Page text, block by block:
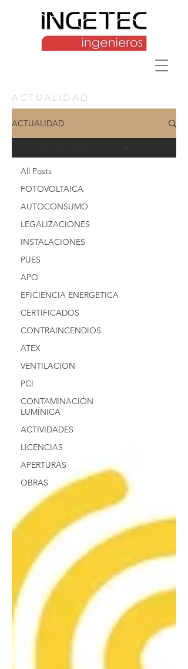
ACTUALIDAD
ACTUALIDAD
All Posts
FOTOVOLTAICA
AUTOCONSUMO
LEGALIZACIONES
INSTALACIONES
PUES
APQ
EFICIENCIA ENERGETICA
CERTIFICADOS
CONTRAINCENDIOS
ATEX
VENTILACION
PCI
CONTAMINACIÓN
LUMÍNICA
ACTIVIDADES
LICENCIAS
APERTURAS
OBRAS